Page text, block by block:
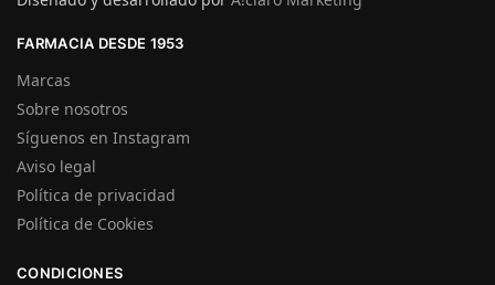
FARMACIA DESDE 1953
Marcas
Sobre nosotros
Síguenos en Instagram
Aviso legal
Política de privacidad
Política de Cookies
CONDICIONES